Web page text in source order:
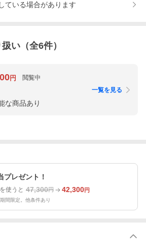
ている場合があります
い（全6件）
円 閲覧中
な商品あり
一覧を見る
プレゼント！
使うと 47,300円 42,300円
間限定。他条件あり